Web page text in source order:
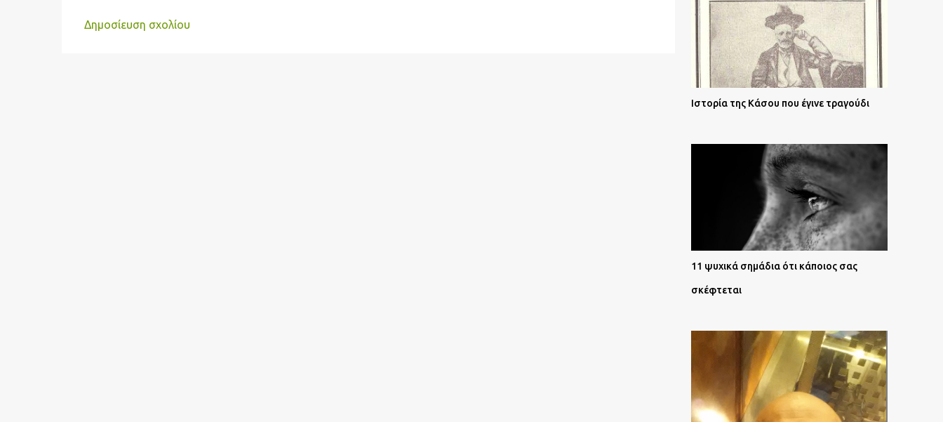
Δημοσίευση σχολίου
Ιστορία της Κάσου που έγινε τραγούδι
11 ψυχικά σημάδια ότι κάποιος σας
σκέφτεται